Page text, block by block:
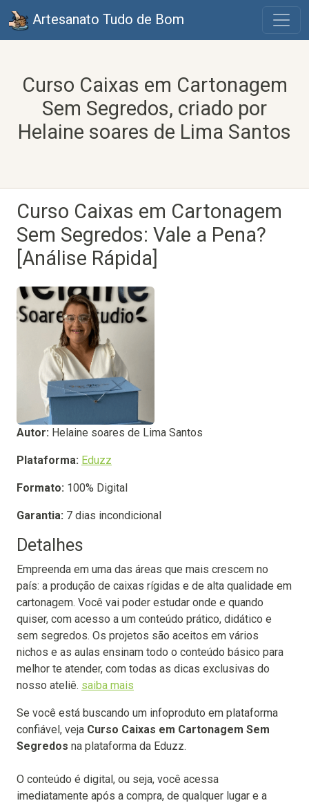
Artesanato Tudo de Bom
Curso Caixas em Cartonagem
Sem Segredos, criado por
Helaine soares de Lima Santos
Curso Caixas em Cartonagem
Sem Segredos: Vale a Pena?
[Análise Rápida]
Autor: Helaine soares de Lima Santos
Plataforma: Eduzz
Formato: 100% Digital
Garantia: 7 dias incondicional
Detalhes
Empreenda em uma das áreas que mais crescem no
país: a produção de caixas rígidas e de alta qualidade em
cartonagem. Você vai poder estudar onde e quando
quiser, com acesso a um conteúdo prático, didático e
sem segredos. Os projetos são aceitos em vários
nichos e as aulas ensinam todo o conteúdo básico para
melhor te atender, com todas as dicas exclusivas do
nosso ateliê. saiba mais
Se você está buscando um infoproduto em plataforma
confiável, veja Curso Caixas em Cartonagem Sem
Segredos na plataforma da Eduzz.
O conteúdo é digital, ou seja, você acessa
imediatamente após a compra, de qualquer lugar e a